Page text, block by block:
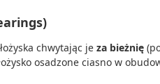
chwytając je za bieżnię
osadzone ciasno w